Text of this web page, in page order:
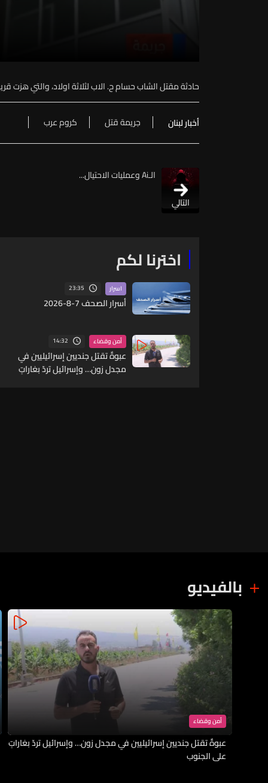
حادثة مقتل الشاب حسام ح. الاب لثلاثة اولاد، والتي هزت
أخبار لبنان جريمة قتل كروم عرب
التالي
الـAi وعمليات الاحتيال...
اخترنا لكم
اسرار 23:35
أسرار الصحف 7-8-2026
أمن وقضاء 14:32
عبوةٌ تقتل جنديين إسرائيليين في
مجدل زون… وإسرائيل تردّ بغاراتٍ
بالفيديو
أمن وقضاء
عبوةٌ تقتل جنديين إسرائيليين في مجدل زون… وإسرائيل تردّ بغاراتٍ
على الجنوب